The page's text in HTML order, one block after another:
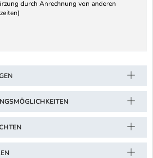
durch Anrechnung von anderen